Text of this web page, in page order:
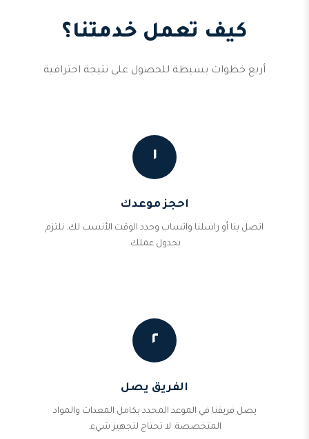
كيف تعمل خدمتنا؟
أربع خطوات بسيطة للحصول على نتيجة احترافية
١
احجز موعدك
اتصل بنا أو راسلنا واتساب وحدد الوقت الأنسب لك. نلتزم
بجدول عملك.
٢
الفريق يصل
يصل فريقنا في الموعد المحدد بكامل المعدات والمواد
المتخصصة. لا تحتاج لتجهيز شيء.